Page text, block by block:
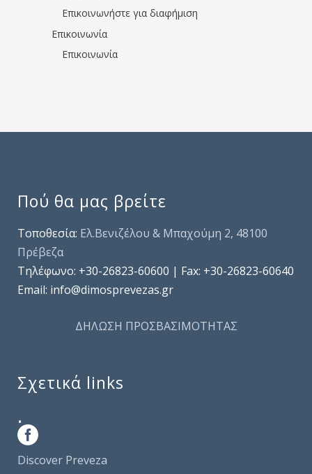
Επικοινωνήστε για διαφήμιση
Επικοινωνία
Επικοινωνία
Πού θα μας βρείτε
Τοποθεσία: Ελ.Βενιζέλου & Μπαχούμη 2, 48100
Πρέβεζα
Τηλέφωνo: +30-26823-60600 | Fax: +30-26823-60640
Email: info@dimosprevezas.gr
ΔΗΛΩΣΗ ΠΡΟΣΒΑΣΙΜΟΤΗΤΑΣ
Σχετικά links
.
Discover Preveza